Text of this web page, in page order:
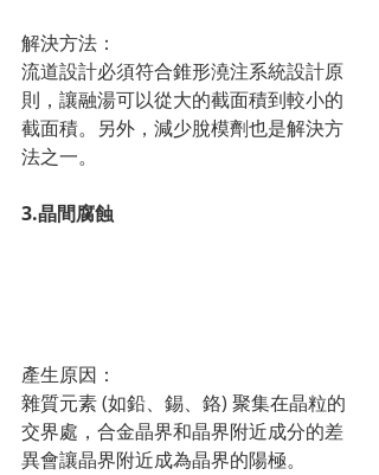
解決方法：
流道設計必須符合錐形澆注系統設計原
則，讓融湯可以從大的截面積到較小的
截面積。另外，減少脫模劑也是解決方
法之一。
3.晶間腐蝕
產生原因：
雜質元素 (如鉛、錫、鉻) 聚集在晶粒的
交界處，合金晶界和晶界附近成分的差
異會讓晶界附近成為晶界的陽極。